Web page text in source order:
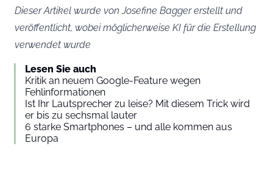
Dieser Artikel wurde von Josefine Bagger erstellt und
veröffentlicht, wobei möglicherweise KI für die Erstellung
verwendet wurde
Lesen Sie auch
Kritik an neuem Google-Feature wegen
Fehlinformationen
Ist Ihr Lautsprecher zu leise? Mit diesem Trick wird
er bis zu sechsmal lauter
6 starke Smartphones – und alle kommen aus
Europa